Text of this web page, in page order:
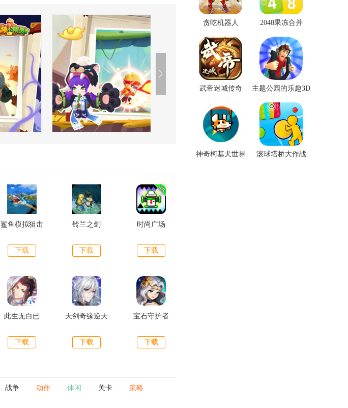
鲨鱼模拟狙击
下载
铃兰之剑
下载
时尚广场
下载
此生无白已
下载
天剑奇缘逆天
下载
宝石守护者
下载
战争 动作 休闲 关卡 策略
贪吃机器人 2048果冻合并
武帝迷城传奇 主题公园的乐趣3D
神奇柯基犬世界 滚球塔桥大作战